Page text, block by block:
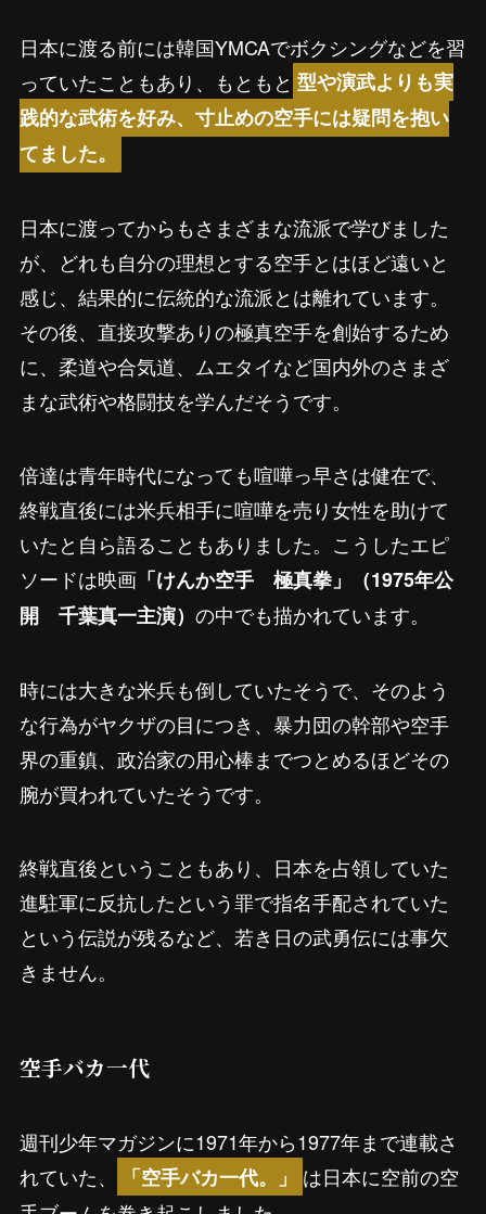
日本に渡る前には韓国YMCAでボクシングなどを習
っていたこともあり、もともと 型や演武よりも実
践的な武術を好み、寸止めの空手には疑問を抱い
てました。
日本に渡ってからもさまざまな流派で学びました
が、どれも自分の理想とする空手とはほど遠いと
感じ、結果的に伝統的な流派とは離れています。
その後、直接攻撃ありの極真空手を創始するため
に、柔道や合気道、ムエタイなど国内外のさまざ
まな武術や格闘技を学んだそうです。
倍達は青年時代になっても喧嘩っ早さは健在で、
終戦直後には米兵相手に喧嘩を売り女性を助けて
いたと自ら語ることもありました。こうしたエピ
ソードは映画「けんか空手 極真拳」（1975年公
開 千葉真一主演） の中でも描かれています。
時には大きな米兵も倒していたそうで、そのよう
な行為がヤクザの目につき、暴力団の幹部や空手
界の重鎮、政治家の用心棒までつとめるほどその
腕が買われていたそうです。
終戦直後ということもあり、日本を占領していた
進駐軍に反抗したという罪で指名手配されていた
という伝説が残るなど、若き日の武勇伝には事欠
きません。
空手バカ一代
週刊少年マガジンに1971年から1977年まで連載さ
れていた、
「空手バカ一代。」
は日本に空前の空